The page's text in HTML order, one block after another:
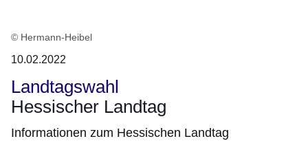
© Hermann-Heibel
10.02.2022
Landtagswahl
Hessischer Landtag
Informationen zum Hessischen Landtag